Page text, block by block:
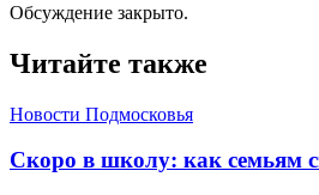
Обсуждение закрыто.
Читайте также
Новости Подмосковья
Скоро в школу: как семьям